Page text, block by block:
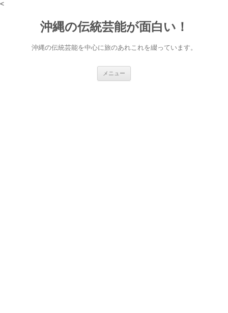
<
沖縄の伝統芸能が面白い！
沖縄の伝統芸能を中心に旅のあれこれを綴っています。
メニュー